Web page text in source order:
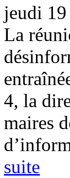
jeudi
La
4, la
maires
suite